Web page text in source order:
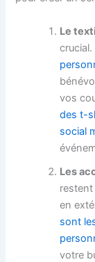
Le
vos
des t-
social
Les
en
sont
votre